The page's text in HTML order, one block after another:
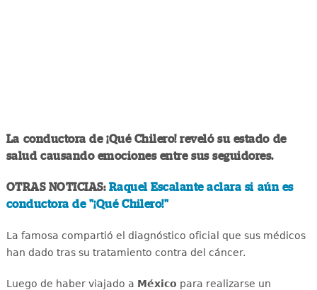
La conductora de ¡Qué Chilero! reveló su estado de
salud causando emociones entre sus seguidores.
OTRAS NOTICIAS: Raquel Escalante aclara si aún es
conductora de "¡Qué Chilero!"
La famosa compartió el diagnóstico oficial que sus médicos
han dado tras su tratamiento contra del cáncer.
Luego de haber viajado a México para realizarse un